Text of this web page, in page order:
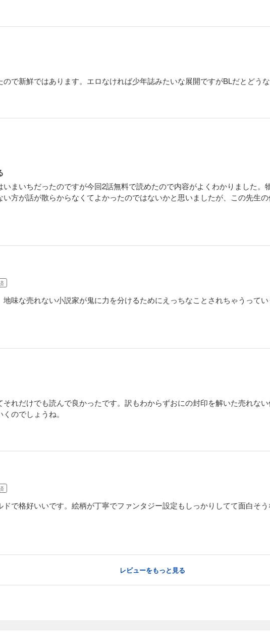
で新鮮ではあります。エロなければ少年誌みたいな展開ですがBLだとどう
まいちだったのですが今回2話無料で読めたので内容がよくわかりました。
方が話が散らからなくてよかったのではないかと思いましたが、この先生
味な売れない小説家が鬼に力を分けるためにえっちなことされちゃうって
それだけでも読んで良かったです。訳もわからずおにの封印を解いた売れな
のでしょうね。
で格好いいです。絵柄が丁寧でファンタジー設定もしっかりしてて面白そう
レビューをもっと見る